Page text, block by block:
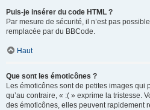
Puis-je insérer du code HTML ?
Par mesure de sécurité, il n’est pas
remplacée par du BBCode.
Haut
Que sont les émoticônes ?
Les émoticônes sont de petites images qui
qu’au contraire, « :( » exprime la tristesse.
des émoticônes, elles peuvent rapidement